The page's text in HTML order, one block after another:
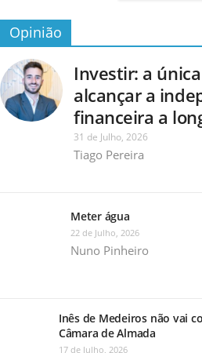
Opinião
Investir: a
alcançar a
financeira a
31 de Julho, 2026
Tiago Pereira
Meter água
22 de Julho, 2026
Nuno Pinheiro
Inês de Medeiros não vai
Câmara de Almada
17 de Julho, 2026